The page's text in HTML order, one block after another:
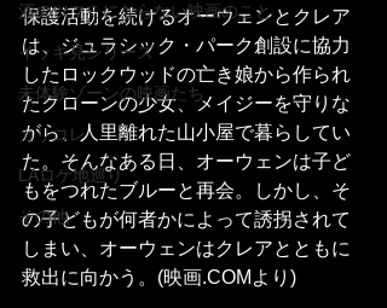
酒のツマミにならない映画のこと
イッキ見シリーズ
未体験ゾーンの映画たち
カリコレ
LAロケ地巡り
その他
保護活動を続けるオーウェンとクレア
は、ジュラシック・パーク創設に協力
したロックウッドの亡き娘から作られ
たクローンの少女、メイジーを守りな
がら、人里離れた山小屋で暮らしてい
た。そんなある日、オーウェンは子ど
もをつれたブルーと再会。しかし、そ
の子どもが何者かによって誘拐されて
しまい、オーウェンはクレアとともに
救出に向かう。(映画.COMより)